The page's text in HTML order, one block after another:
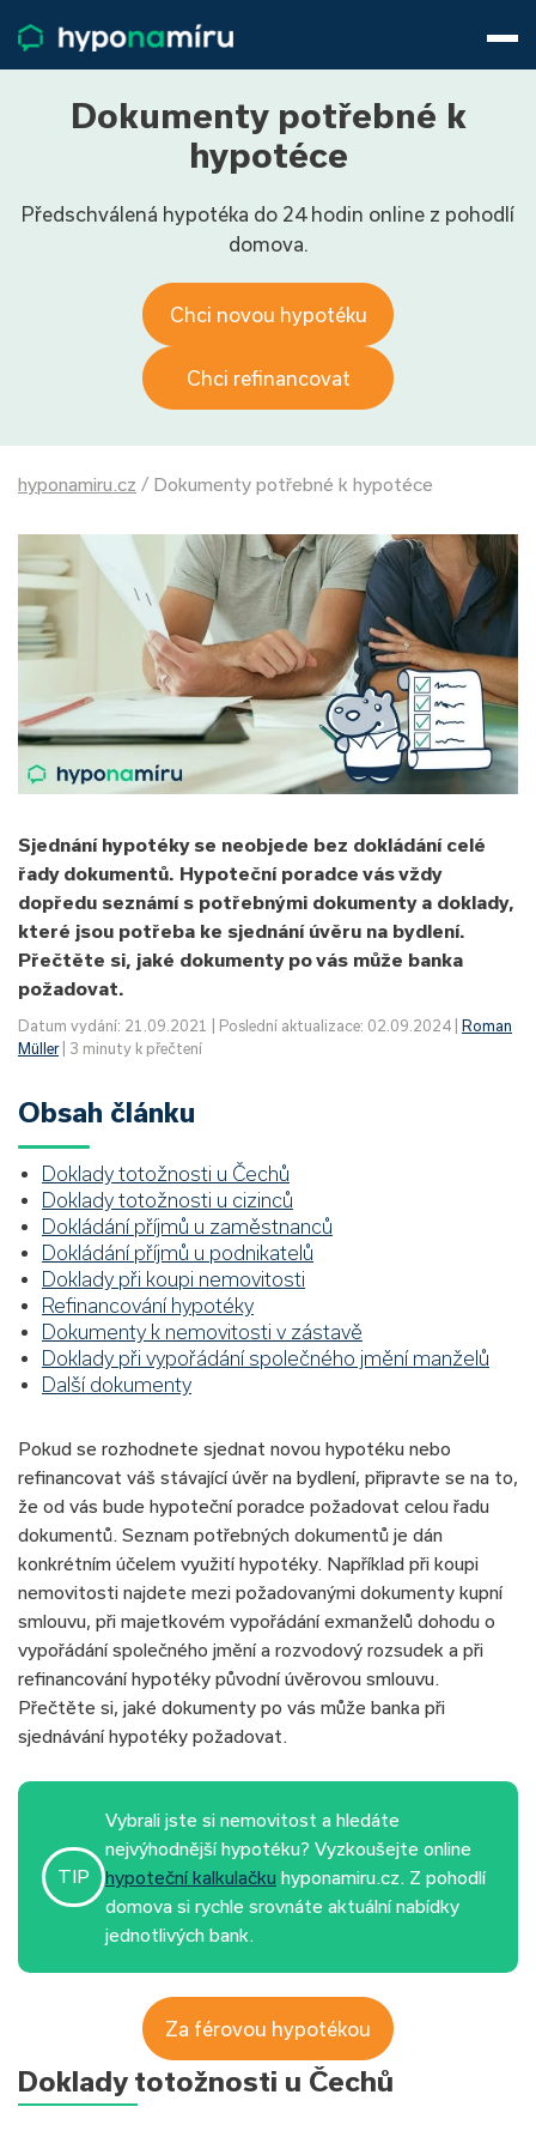
Životní pojištění
Pojištění nemovitosti
800 688 388
9−16 hod.
Dokumenty potřebné k
hypotéce
Předschválená hypotéka do 24 hodin online z pohodlí
domova.
Chci novou hypotéku
Chci refinancovat
hyponamiru.cz / Dokumenty potřebné k hypotéce
Sjednání hypotéky se neobjede bez dokládání celé
řady dokumentů. Hypoteční poradce vás vždy
dopředu seznámí s potřebnými dokumenty a doklady,
které jsou potřeba ke sjednání úvěru na bydlení.
Přečtěte si, jaké dokumenty po vás může banka
požadovat.
Datum vydání: 21.09.2021 | Poslední aktualizace: 02.09.2024 | Roman
Müller| 3 minuty k přečtení
Obsah článku
Doklady totožnosti u Čechů
Doklady totožnosti u cizinců
Dokládání příjmů u zaměstnanců
Dokládání příjmů u podnikatelů
Doklady při koupi nemovitosti
Refinancování hypotéky
Dokumenty k nemovitosti v zástavě
Doklady při vypořádání společného jmění manželů
Další dokumenty
Pokud se rozhodnete sjednat novou hypotéku nebo
refinancovat váš stávající úvěr na bydlení, připravte se na to,
že od vás bude hypoteční poradce požadovat celou řadu
dokumentů. Seznam potřebných dokumentů je dán
konkrétním účelem využití hypotéky. Například při koupi
nemovitosti najdete mezi požadovanými dokumenty kupní
smlouvu, při majetkovém vypořádání exmanželů dohodu o
vypořádání společného jmění a rozvodový rozsudek a při
refinancování hypotéky původní úvěrovou smlouvu.
Přečtěte si, jaké dokumenty po vás může banka při
sjednávání hypotéky požadovat.
TIP
Vybrali jste si nemovitost a hledáte
nejvýhodnější hypotéku? Vyzkoušejte online
hypoteční kalkulačku hyponamiru.cz. Z pohodlí
domova si rychle srovnáte aktuální nabídky
jednotlivých bank.
Za férovou hypotékou
Doklady totožnosti u Čechů